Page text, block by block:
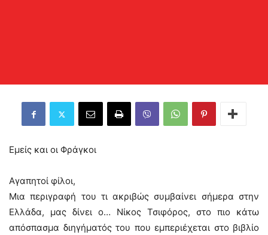
Εμείς και οι Φράγκοι
Αγαπητοί φίλοι,
Μια περιγραφή του τι ακριβώς συμβαίνει σήμερα στην
Ελλάδα, μας δίνει ο… Νίκος Τσιφόρος, στο πιο κάτω
απόσπασμα διηγήματός του που εμπεριέχεται στο βιβλίο